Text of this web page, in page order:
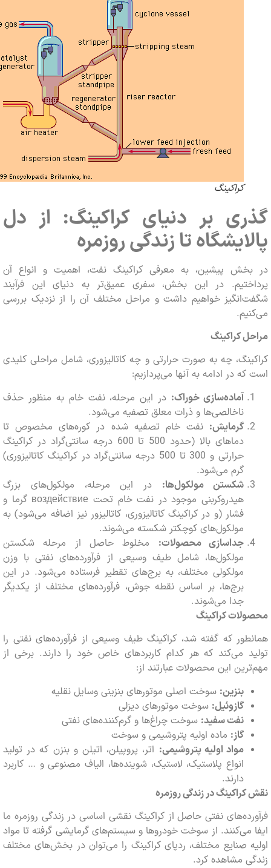
کراکینگ
بر دنیای کراکینگ: از دل
تا زندگی روزمره
پیشین، به معرفی کراکینگ نفت، اهمیت و انواع آن
در این بخش، سفری عمیق‌تر به دنیای این فرآیند
خواهیم داشت و مراحل مختلف آن را از نزدیک بررسی
کراکینگ
چه به صورت حرارتی و چه کاتالیزوری، شامل مراحلی کلیدی
در ادامه به آنها می‌پردازیم:
آماده‌سازی خوراک:در این مرحله، نفت خام به منظور حذف
ناخالصی‌ها و ذرات معلق تصفیه می‌شود.
گرمایش:نفت خام تصفیه شده در کوره‌های مخصوص تا
دماهای بالا (حدود 500 تا 600 درجه سانتی‌گراد در کراکینگ
حرارتی و 300 تا 500 درجه سانتی‌گراد در کراکینگ کاتالیزوری)
گرم می‌شود.
شکستن مولکول‌ها:در این مرحله، مولکول‌های بزرگ
هیدروکربنی موجود در نفت خام تحت воздействие گرما و
فشار (و در کراکینگ کاتالیزوری، کاتالیزور نیز اضافه می‌شود) به
مولکول‌های کوچکتر شکسته می‌شوند.
جداسازی محصولات:مخلوط حاصل از مرحله شکستن
مولکول‌ها، شامل طیف وسیعی از فرآورده‌های نفتی با وزن
مولکولی مختلف، به برج‌های تقطیر فرستاده می‌شود. در این
برج‌ها، بر اساس نقطه جوش، فرآورده‌های مختلف از یکدیگر
جدا می‌شوند.
کراکینگ
که گفته شد، کراکینگ طیف وسیعی از فرآورده‌های نفتی را
می‌کند که هر کدام کاربردهای خاص خود را دارند. برخی از
این محصولات عبارتند از:
بنزین:سوخت اصلی موتورهای بنزینی وسایل نقلیه
گازوئیل:سوخت موتورهای دیزلی
نفت سفید:سوخت چراغ‌ها و گرم‌کننده‌های نفتی
گاز: ماده اولیه پتروشیمی و سوخت
مواد اولیه پتروشیمی:اتر، پروپیلن، اتیلن و بنزن که در تولید
انواع پلاستیک، لاستیک، شوینده‌ها، الیاف مصنوعی و … کاربرد
دارند.
در زندگی روزمره
نفتی حاصل از کراکینگ نقشی اساسی در زندگی روزمره ما
می‌کنند. از سوخت خودروها و سیستم‌های گرمایشی گرفته تا مواد
صنایع مختلف، ردپای کراکینگ را می‌توان در بخش‌های مختلف
مشاهده کرد.